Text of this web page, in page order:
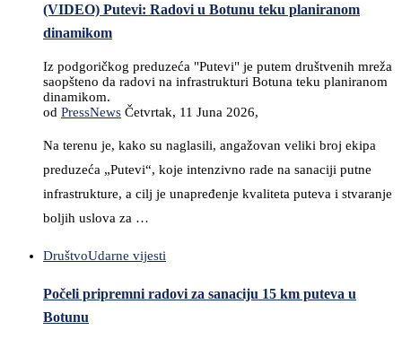
(VIDEO) Putevi: Radovi u Botunu teku planiranom
dinamikom
Iz podgoričkog preduzeća "Putevi" je putem društvenih mreža
saopšteno da radovi na infrastrukturi Botuna teku planiranom
dinamikom.
od PressNews Četvrtak, 11 Juna 2026,
Na terenu je, kako su naglasili, angažovan veliki broj ekipa
preduzeća „Putevi“, koje intenzivno rade na sanaciji putne
infrastrukture, a cilj je unapređenje kvaliteta puteva i stvaranje
boljih uslova za …
DruštvoUdarne vijesti
Počeli pripremni radovi za sanaciju 15 km puteva u
Botunu